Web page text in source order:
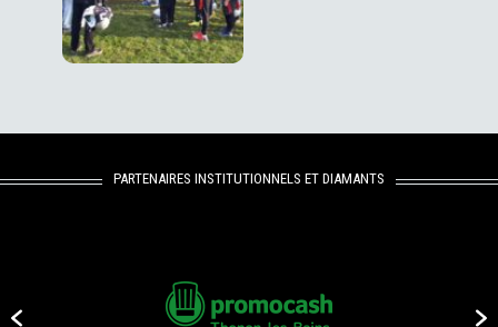
PARTENAIRES INSTITUTIONNELS ET DIAMANTS